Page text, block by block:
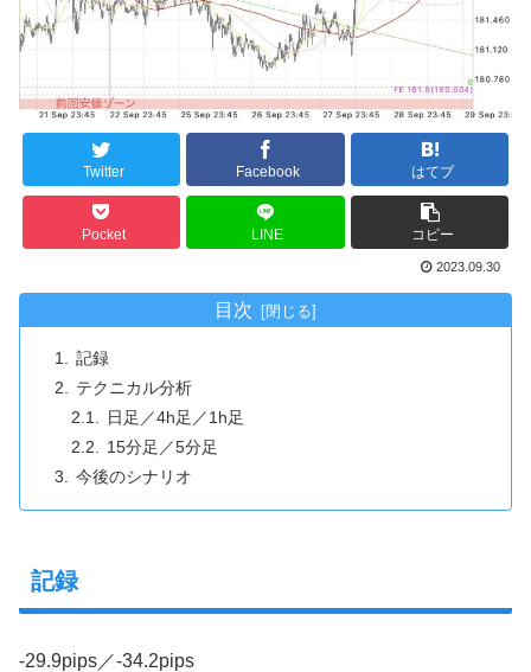
Twitter Facebook はてブ
Pocket LINE コピー
2023.09.30
目次
記録
テクニカル分析
日足／4h足／1h足
15分足／5分足
今後のシナリオ
記録
-29.9pips／-34.2pips